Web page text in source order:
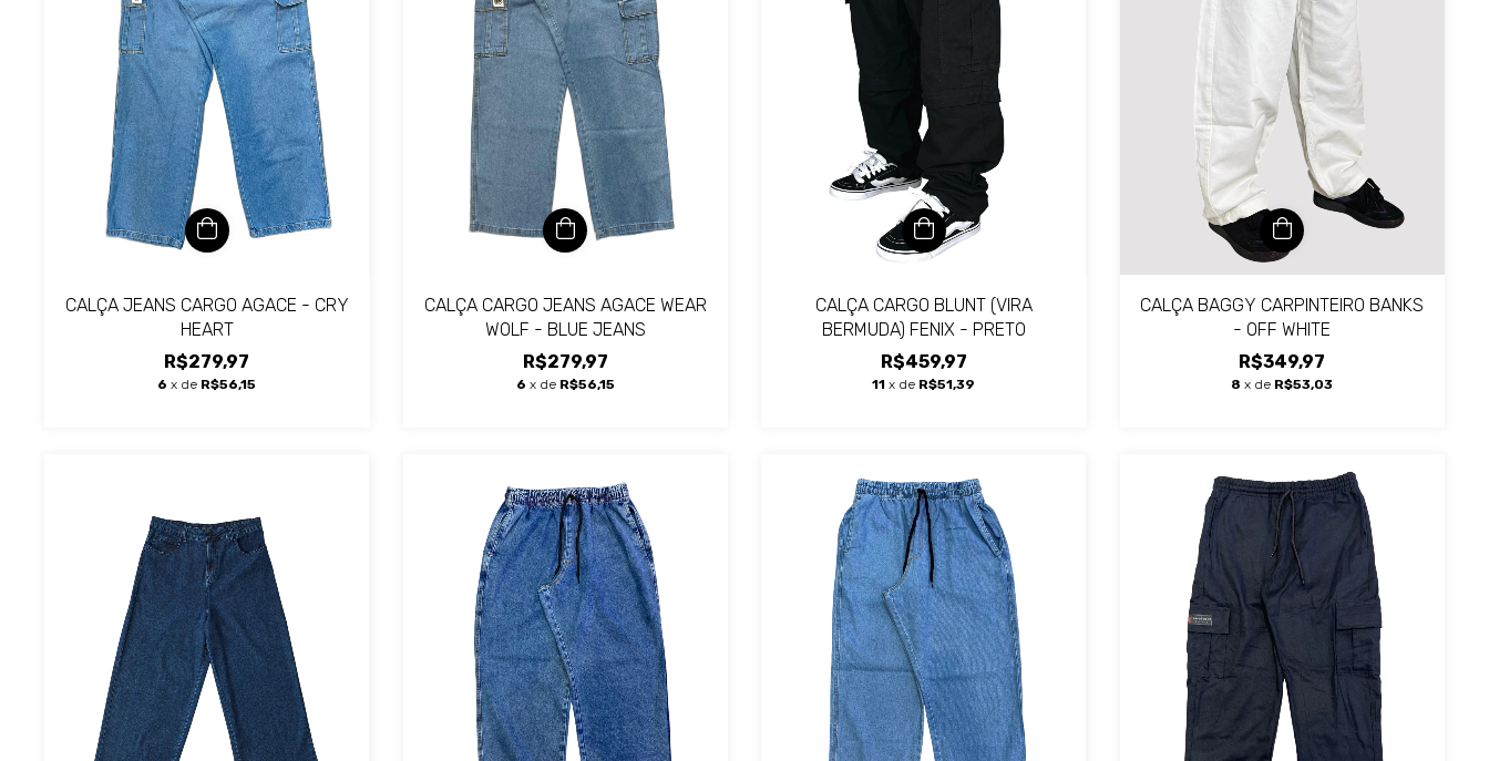
CALÇA JEANS CARGO AGACE - CRY
HEART
R$279,97
6 x de R$56,15
CALÇA CARGO JEANS AGACE WEAR
WOLF - BLUE JEANS
R$279,97
6 x de R$56,15
CALÇA CARGO BLUNT (VIRA
BERMUDA) FENIX - PRETO
R$459,97
11 x de R$51,39
CALÇA BAGGY CARPINTEIRO BANKS
- OFF WHITE
R$349,97
8 x de R$53,03